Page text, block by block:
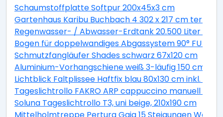
Schaumstoffplatte Softpur 200x45x3 cm
Gartenhaus Karibu Buchbach 4 302 x 217 cm
Regenwasser- / Abwasser-Erdtank 20.500 Liter GVT
Bogen für doppelwandiges Abgassystem 90° FU
Schmutzfangläufer Shades schwarz 67x120 cm
Aluminium-Vorhangschiene weiß 3-läufig 150 cm
Lichtblick Faltplissee Haftfix blau 80x130 cm inkl.
Tageslichtrollo FAKRO ARP cappuccino manuell
Soluna Tageslichtrollo T3, uni beige, 210x190 cm